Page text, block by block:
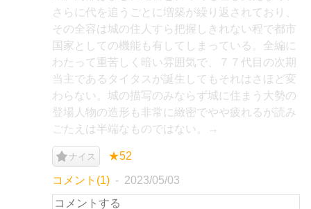
さらに代を追うごとに増築が繰り返されており、
その全容は城の住人すら把握しきれない程で都市
国家としての機能も有してしまっている。全編に
わたって重苦しく暗い雰囲気で、７７代目の次期
当主であるタイタスが誕生してもそれはさほど変
わらない。城の描写のみならず城に住まう大勢の
登場人物の造形も非常に緻密でやや疲れるが読み
ごたえは半端なものではない。→
ナイス ★52
コメント(1) 2023/05/03